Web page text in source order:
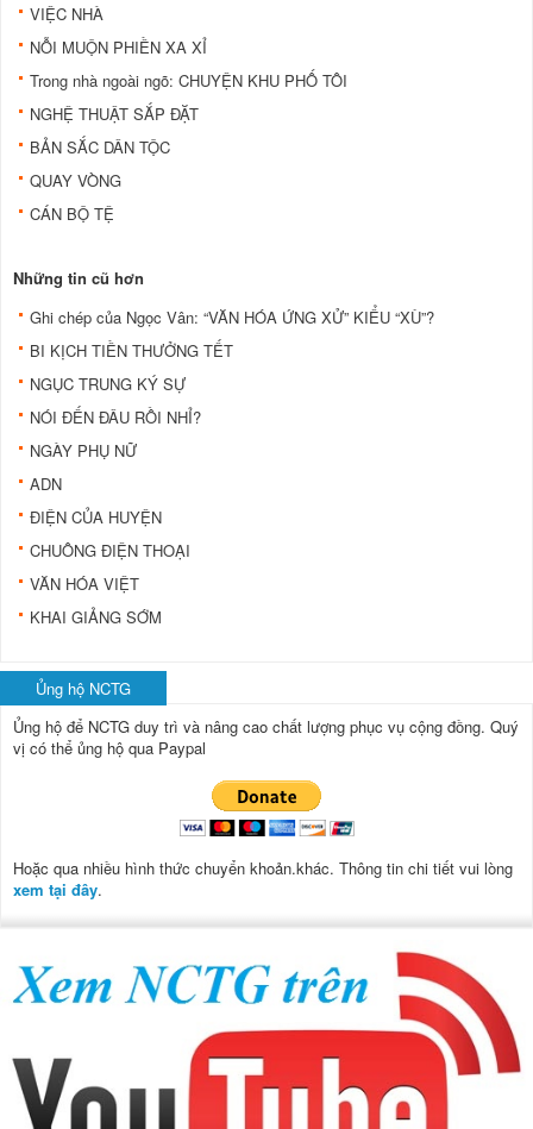
VIỆC NHÀ
NỖI MUỘN PHIỀN XA XỈ
Trong nhà ngoài ngõ: CHUYỆN KHU PHỐ TÔI
NGHỆ THUẬT SẮP ĐẶT
BẢN SẮC DÂN TỘC
QUAY VÒNG
CÁN BỘ TỆ
Những tin cũ hơn
Ghi chép của Ngọc Vân: “VĂN HÓA ỨNG XỬ” KIỂU “XÙ”?
BI KỊCH TIỀN THƯỞNG TẾT
NGỤC TRUNG KÝ SỰ
NÓI ĐẾN ĐÂU RỒI NHỈ?
NGÀY PHỤ NỮ
ADN
ĐIỆN CỦA HUYỆN
CHUÔNG ĐIỆN THOẠI
VĂN HÓA VIỆT
KHAI GIẢNG SỚM
Ủng hộ NCTG
Ủng hộ để NCTG duy trì và nâng cao chất lượng phục vụ cộng đồng. Quý
vị có thể ủng hộ qua Paypal
Hoặc qua nhiều hình thức chuyển khoản.khác. Thông tin chi tiết vui lòng
xem tại đây.